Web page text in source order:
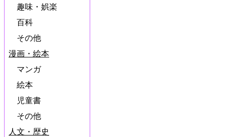
趣味・娯楽
百科
その他
漫画・絵本
マンガ
絵本
児童書
その他
人文・歴史